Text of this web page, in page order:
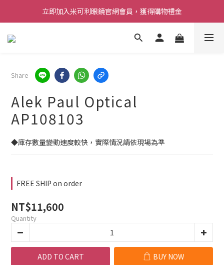
立即加入米可利眼鏡官網會員，獲得購物禮金
Share
Alek Paul Optical
AP108103
◆庫存數量變動速度較快，實際情況請依現場為準
FREE SHIP on order
NT$11,600
Quantity
ADD TO CART BUY NOW